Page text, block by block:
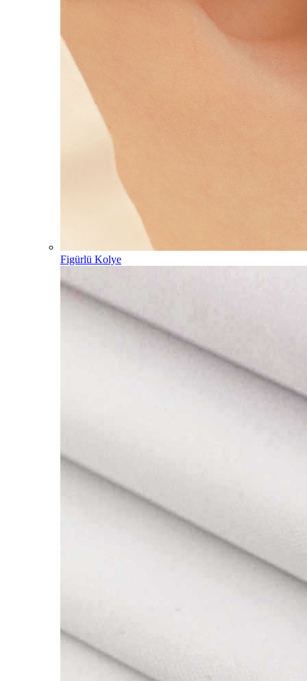
Figürlü Kolye